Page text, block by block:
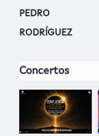
PEDRO
RODRÍGUEZ
Concertos